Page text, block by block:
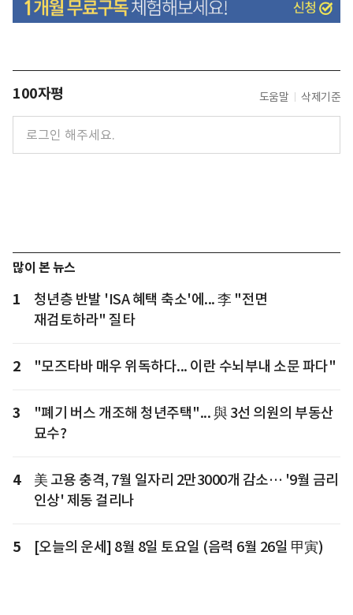
100자평 도움말 삭제기준
많이 본 뉴스
1
청년층 반발 'ISA 혜택 축소'에... 李 "전면
재검토하라" 질타
2 "모즈타바 매우 위독하다... 이란 수뇌부내 소문 파다"
3
"폐기 버스 개조해 청년주택"... 與 3선 의원의 부동산
묘수?
4
美 고용 충격, 7월 일자리 2만3000개 감소… '9월 금리
인상' 제동 걸리나
5 [오늘의 운세] 8월 8일 토요일 (음력 6월 26일 甲寅)